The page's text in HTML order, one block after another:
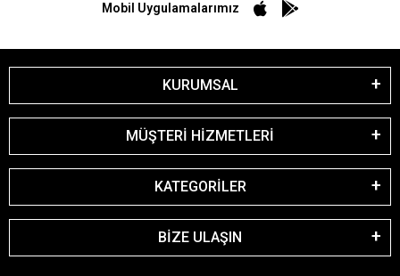
Mobil Uygulamalarımız
KURUMSAL
MÜŞTERİ HİZMETLERİ
KATEGORİLER
BİZE ULAŞIN